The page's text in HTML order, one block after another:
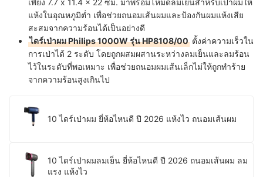
เพียง 7.7 x 11.4 x 22 ซม. มาพร้อมโหมดลมเย็นสำหรับเป่าผมให้
แห้งในอุณหภูมิต่ำ เพื่อช่วยถนอมเส้นผมและป้องกันผมแห้งเสีย
สะสมจากความร้อนได้เป็นอย่างดี
ไดร์เป่าผม Philips 1000W รุ่น HP8108/00 ตั้งค่าความเร็วใน
การเป่าได้ 2 ระดับ โดยถูกผสมผสานระหว่างลมเย็นและลมร้อน
ไว้ในระดับที่พอเหมาะ เพื่อช่วยถนอมผมเส้นเล็กไม่ให้ถูกทำร้าย
จากความร้อนสูงเกินไป
10 ไดร์เป่าผม ยี่ห้อไหนดี ปี 2026 แห้งไว ถนอมเส้นผม
10 ไดร์เป่าผมลมเย็น ยี่ห้อไหนดี ปี 2026 ถนอมเส้นผม ลม
แรง แห้งไว